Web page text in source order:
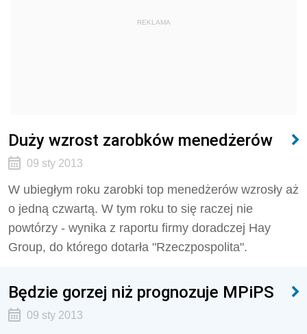
REKLAMA
Duży wzrost zarobków menedżerów
09 sty 2013
W ubiegłym roku zarobki top menedżerów wzrosły aż
o jedną czwartą. W tym roku to się raczej nie
powtórzy - wynika z raportu firmy doradczej Hay
Group, do którego dotarła "Rzeczpospolita".
Będzie gorzej niż prognozuje MPiPS
09 sty 2013